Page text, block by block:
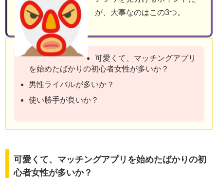
が、大事なのはこの3つ。
可愛くて、マッチングアプリ
を始めたばかりの初心者女性が多いか？
男性ライバルが多いか？
使い勝手が良いか？
可愛くて、マッチングアプリを始めたばかりの初
心者女性が多いか？